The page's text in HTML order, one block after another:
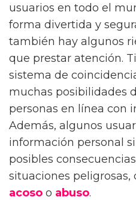
usuarios en todo el
forma divertida y
también hay algunos
que prestar atención.
sistema de
muchas posibilidades
personas en línea con
Además, algunos
información personal
posibles
situaciones peligrosas,
acoso o abuso.